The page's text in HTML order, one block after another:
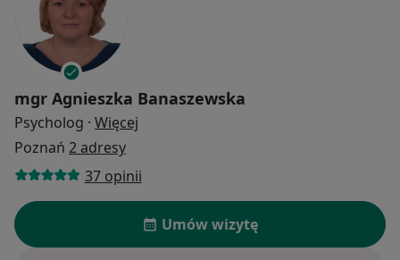
mgr Agnieszka Banaszewska
Psycholog · Więcej
Poznań 2 adresy
37 opinii
Umów wizytę